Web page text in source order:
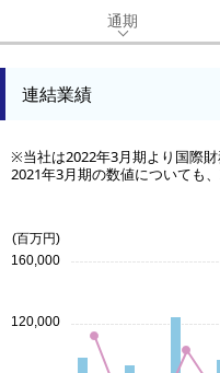
通期
連結業績
※当社は2022年3月期より国際財
2021年3月期の数値についても
(百万円)
120,000
160,000